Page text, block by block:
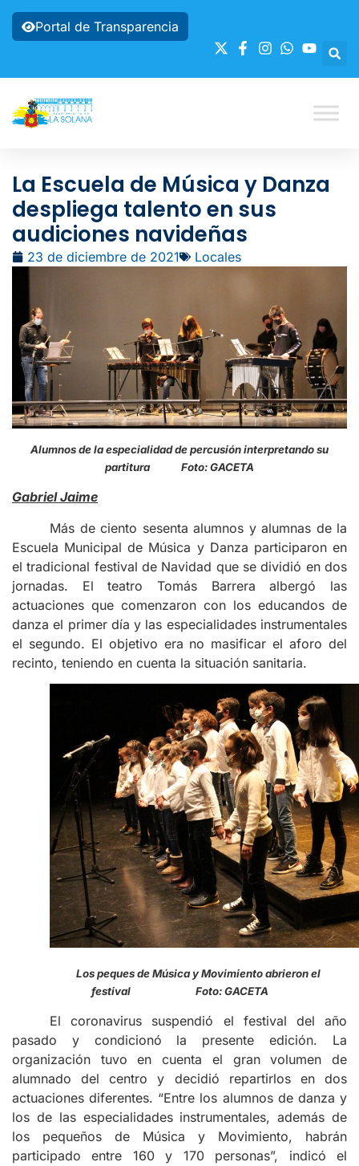
Portal de Transparencia
La Escuela de Música y Danza
despliega talento en sus
audiciones navideñas
23 de diciembre de 2021 Locales
Alumnos de la especialidad de percusión interpretando su
partitura Foto: GACETA
Gabriel Jaime
Más de ciento sesenta alumnos y alumnas de la
Escuela Municipal de Música y Danza participaron en
el tradicional festival de Navidad que se dividió en dos
jornadas. El teatro Tomás Barrera albergó las
actuaciones que comenzaron con los educandos de
danza el primer día y las especialidades instrumentales
el segundo. El objetivo era no masificar el aforo del
recinto, teniendo en cuenta la situación sanitaria.
Los peques de Música y Movimiento abrieron el
festival Foto: GACETA
El coronavirus suspendió el festival del año
pasado y condicionó la presente edición. La
organización tuvo en cuenta el gran volumen de
alumnado del centro y decidió repartirlos en dos
actuaciones diferentes. “Entre los alumnos de danza y
los de las especialidades instrumentales, además de
los pequeños de Música y Movimiento, habrán
participado entre 160 y 170 personas”, indicó el